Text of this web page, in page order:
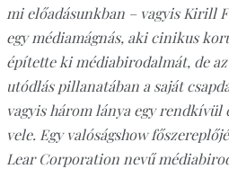
mi előadásunkban – vagyis Kirill
egy médiamágnás, aki cinikus
építette ki médiabirodalmát, de
utódlás pillanatában a saját
vagyis három lánya egy
vele. Egy valóságshow
Lear Corporation nevű